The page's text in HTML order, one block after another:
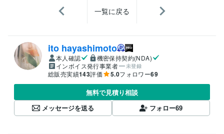
一覧に戻る
ito hayashimoto
本人確認
機密保持契約(NDA)
インボイス発行事業者
未登録
総販売実績143評価 5.0フォロワー69
無料で見積り相談
メッセージを送る
フォロー69